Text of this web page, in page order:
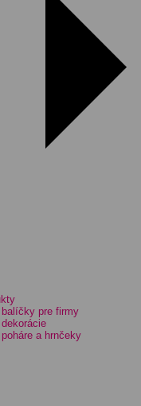
pre firmy
a hrnčeky